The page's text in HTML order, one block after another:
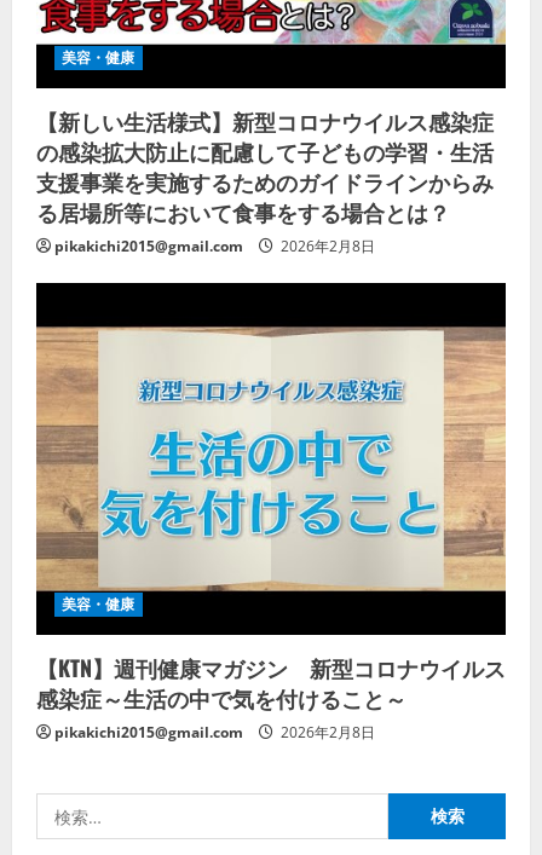
美容・健康
【新しい生活様式】新型コロナウイルス感染症
の感染拡大防止に配慮して子どもの学習・生活
支援事業を実施するためのガイドラインからみ
る居場所等において食事をする場合とは？
pikakichi2015@gmail.com 2026年2月8日
美容・健康
【KTN】週刊健康マガジン 新型コロナウイルス
感染症～生活の中で気を付けること～
pikakichi2015@gmail.com 2026年2月8日
索: